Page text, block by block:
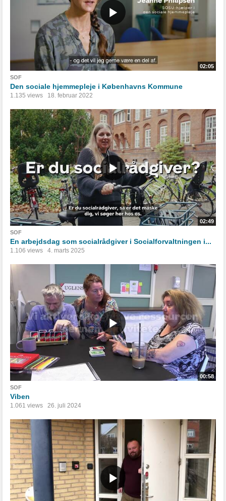
02:05
SOF
Den sociale hjemmepleje i Københavns Kommune
1.135 views 18. februar 2022
02:49
SOF
En arbejdsdag som socialrådgiver i Socialforvaltningen i...
1.106 views 4. marts 2025
00:58
SOF
Viben
1.061 views 26. juli 2024